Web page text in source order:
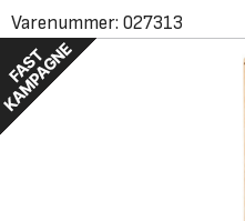
Varenummer: 027313